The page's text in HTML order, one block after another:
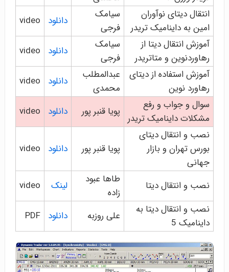
انتقال دیتای نوآوران
امین به داینامیک تریدر
سیامک
فرجی
دانلود
video
آموزش انتقال دیتا از
رهاوردنوین و متاتریدر
سیامک
فرجی
دانلود
video
آموزش استفاده از دیتای
رهاورد نوین
عبدالمطلب
محمدی
دانلود
video
سوال و جواب و رفع
مشکلات داینامیک تریدر
پویا قنبر پور دانلود
video
نصب و انتقال دیتای
بورس تهران و بازار
جهانی
پویا قنبر پور دانلود video
نصب و انتقال دیتا
طاها عبود
زاده
لینک
video
نصب و انتقال دیتا به
داینامیک 5
علی روزبه دانلود PDF